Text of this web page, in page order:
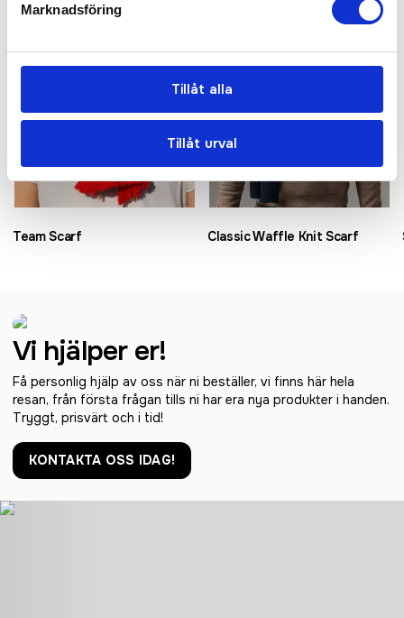
Marknadsföring
Tillåt alla
Tillåt urval
Team Scarf Classic Waffle Knit Scarf
Vi hjälper er!
Få personlig hjälp av oss när ni beställer, vi finns här hela
resan, från första frågan tills ni har era nya produkter i handen.
Tryggt, prisvärt och i tid!
KONTAKTA OSS IDAG!